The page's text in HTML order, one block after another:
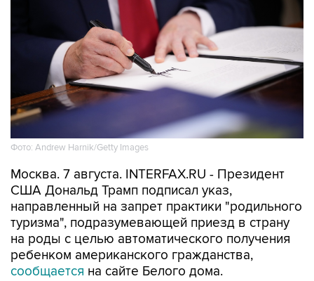
Фото: Andrew Harnik/Getty Images
Москва. 7 августа. INTERFAX.RU - Президент
США Дональд Трамп подписал указ,
направленный на запрет практики "родильного
туризма", подразумевающей приезд в страну
на роды с целью автоматического получения
ребенком американского гражданства,
сообщается на сайте Белого дома.